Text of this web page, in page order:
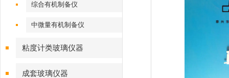
综合有机制备仪
中微量有机制备仪
粘度计类玻璃仪器
成套玻璃仪器